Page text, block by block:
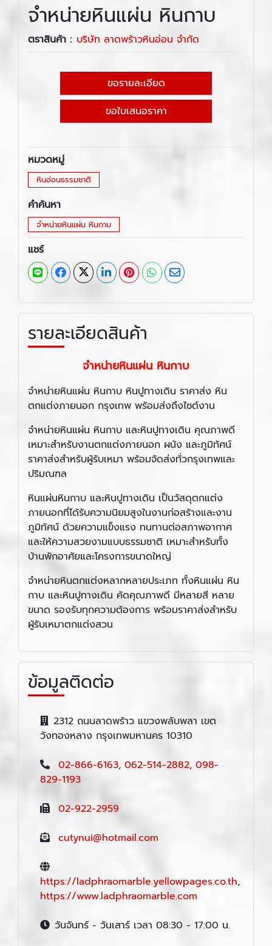
จำหน่ายหินแผ่น หินกาบ
ตราสินค้า : บริษัท ลาดพร้าวหินอ่อน จำกัด
ขอรายละเอียด
ขอใบเสนอราคา
หมวดหมู่
หินอ่อนธรรมชาติ
คำค้นหา
จำหน่ายหินแผ่น หินกาบ
แชร์
รายละเอียดสินค้า
จำหน่ายหินแผ่น หินกาบ
จำหน่ายหินแผ่น หินกาบ หินปูทางเดิน ราคาส่ง หิน
ตกแต่งภายนอก กรุงเทพ พร้อมส่งถึงไซต์งาน
จำหน่ายหินแผ่น หินกาบ และหินปูทางเดิน คุณภาพดี
เหมาะสำหรับงานตกแต่งภายนอก ผนัง และภูมิทัศน์
ราคาส่งสำหรับผู้รับเหมา พร้อมจัดส่งทั่วกรุงเทพและ
ปริมณฑล
หินแผ่นหินกาบ และหินปูทางเดิน เป็นวัสดุตกแต่ง
ภายนอกที่ได้รับความนิยมสูงในงานก่อสร้างและงาน
ภูมิทัศน์ ด้วยความแข็งแรง ทนทานต่อสภาพอากาศ
และให้ความสวยงามแบบธรรมชาติ เหมาะสำหรับทั้ง
บ้านพักอาศัยและโครงการขนาดใหญ่
จำหน่ายหินตกแต่งหลากหลายประเภท ทั้งหินแผ่น หิน
กาบ และหินปูทางเดิน คัดคุณภาพดี มีหลายสี หลาย
ขนาด รองรับทุกความต้องการ พร้อมราคาส่งสำหรับ
ผู้รับเหมาตกแต่งสวน
ข้อมูลติดต่อ
2312 ถนนลาดพร้าว แขวงพลับพลา เขต
วังทองหลาง กรุงเทพมหานคร 10310
02-866-6163, 062-514-2882, 098-
829-1193
02-922-2959
cutynui@hotmail.com
https://ladphraomarble.yellowpages.co.th,
https://www.ladphraomarble.com
วันจันทร์ - วันเสาร์ เวลา 08:30 - 17:00 น.